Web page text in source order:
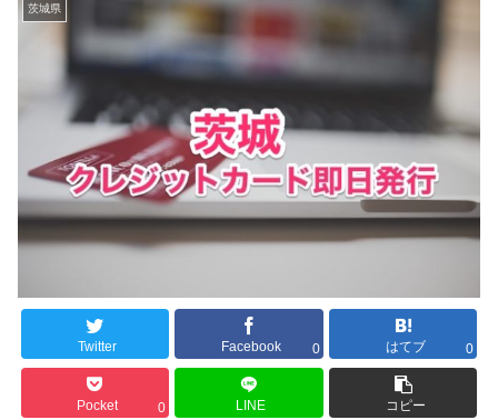
茨城県
Twitter Facebook 0 はてブ 0
Pocket 0 LINE コピー